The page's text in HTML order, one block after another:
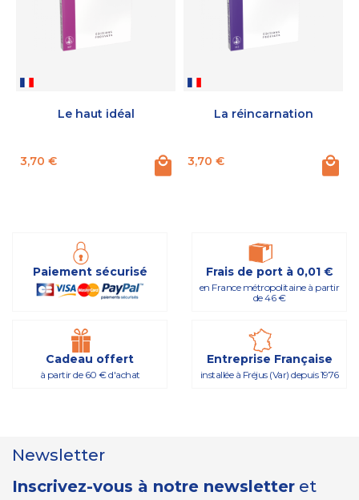
Le haut idéal
Prix
3,70 €
La réincarnation
Prix
3,70 €
Paiement sécurisé Frais de port à 0,01 €
en France métropolitaine à partir
de 46 €
Cadeau offert
à partir de 60 € d'achat
Entreprise Française
installée à Fréjus (Var) depuis 1976
Newsletter
Inscrivez-vous à notre newsletter et